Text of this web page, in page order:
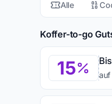
Alle
Koffer-to-go
15 auf